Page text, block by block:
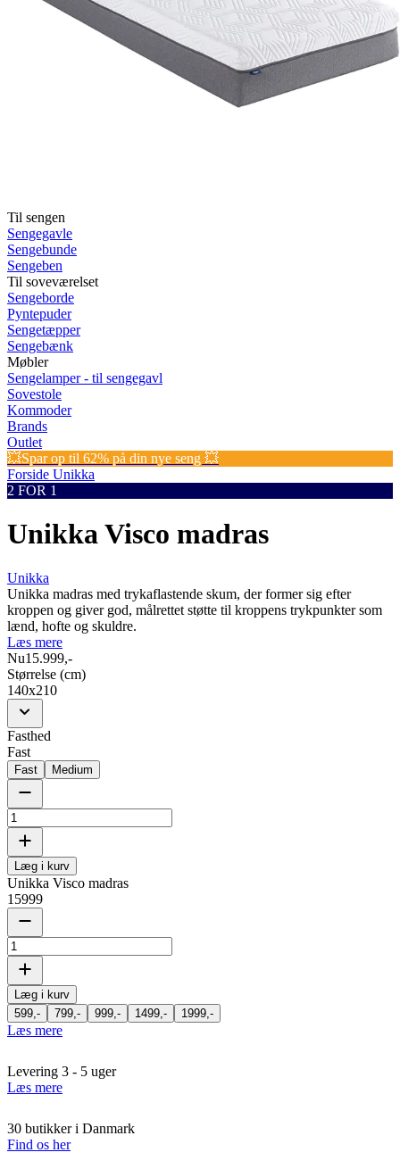
Rullemadrasser 140x200
Rullemadrasser 120x200
Rullemadrasser 90x200
Til sengen
Sengegavle
Sengebunde
Sengeben
Til soveværelset
Sengeborde
Pyntepuder
Sengetæpper
Sengebænk
Møbler
Sengelamper - til sengegavl
Sovestole
Kommoder
Brands
Outlet
💥Spar op til 62% på din nye seng 💥
Forside Unikka
2 FOR 1
Unikka Visco madras
Unikka
Unikka madras med trykaflastende skum, der former sig efter
kroppen og giver god, målrettet støtte til kroppens trykpunkter som
lænd, hofte og skuldre.
Læs mere
Nu15.999,-
Størrelse (cm)
140x210
Fasthed
Fast
Fast Medium
Læg i kurv
Unikka Visco madras
15999
Læg i kurv
599,-
799,- 999,- 1499,- 1999,-
Læs mere
Levering 3 - 5 uger
Læs mere
30 butikker i Danmark
Find os her